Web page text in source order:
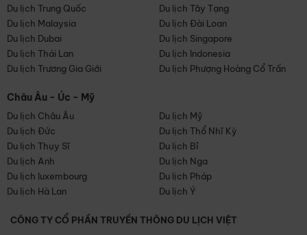
Du lịch Trung Quốc
Du lịch Tây Tạng
Du lịch Malaysia
Du lịch Đài Loan
Du lịch Dubai
Du lịch Singapore
Du lịch Thái Lan
Du lịch Indonesia
Du lịch Trương Gia Giới
Du lịch Phượng Hoàng Cổ Trấn
Châu Âu - Úc - Mỹ
Du lịch Châu Âu
Du lịch Mỹ
Du lịch Đức
Du lịch Thổ Nhĩ Kỳ
Du lịch Thụy Sĩ
Du lịch Bỉ
Du lịch Anh
Du lịch Nga
Du lịch luxembourg
Du lịch Pháp
Du lịch Hà Lan
Du lịch Ý
CÔNG TY CỔ PHẦN TRUYỀN THÔNG DU LỊCH VIỆT